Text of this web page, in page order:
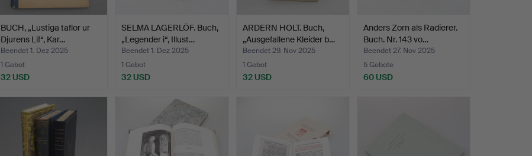
BUCH, „Lustiga taflor ur
Djurens Lif“, Kar…
Beendet 1. Dez 2025
1 Gebot
32 USD
SELMA LAGERLÖF. Buch,
„Legender i“, Illust…
Beendet 1. Dez 2025
1 Gebot
32 USD
ARDERN HOLT. Buch,
„Ausgefallene Kleider b…
Beendet 29. Nov 2025
1 Gebot
32 USD
Anders Zorn als Radierer.
Buch. Nr. 143 vo…
Beendet 27. Nov 2025
5 Gebote
60 USD